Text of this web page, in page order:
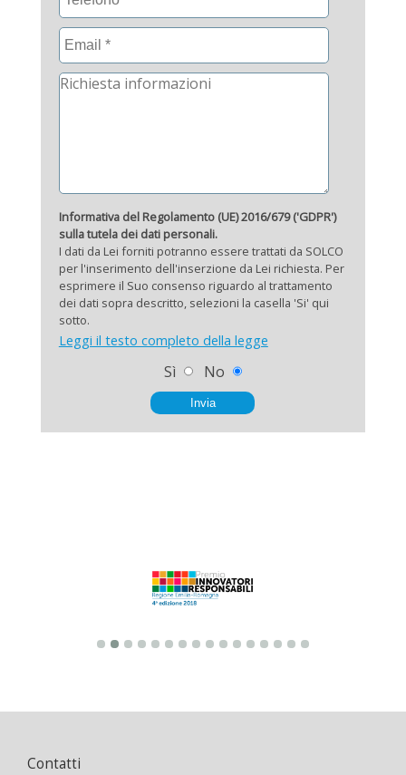
Informativa del Regolamento (UE) 2016/679 ('GDPR')
sulla tutela dei dati personali.
I dati da Lei forniti potranno essere trattati da SOLCO
per l'inserimento dell'inserzione da Lei richiesta. Per
esprimere il Suo consenso riguardo al trattamento
dei dati sopra descritto, selezioni la casella 'Si' qui
sotto.
Leggi il testo completo della legge
Sì No
Invia
Contatti